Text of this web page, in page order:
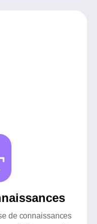
de connaissances